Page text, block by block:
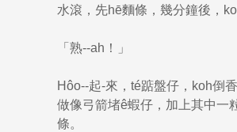
水滾，先hē麵條，幾分鐘後，
「熟--ah！」
Hôo--起-來，té踮盤仔，koh倒
做像弓箭堵ê蝦仔，加上其中一
條。